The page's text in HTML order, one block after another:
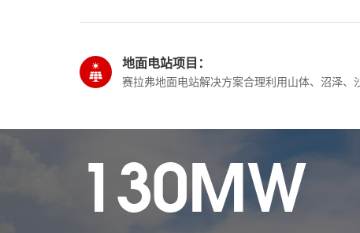
地面电站项目：
赛拉弗地面电站解决方案合理利用山体、沼泽
130MW